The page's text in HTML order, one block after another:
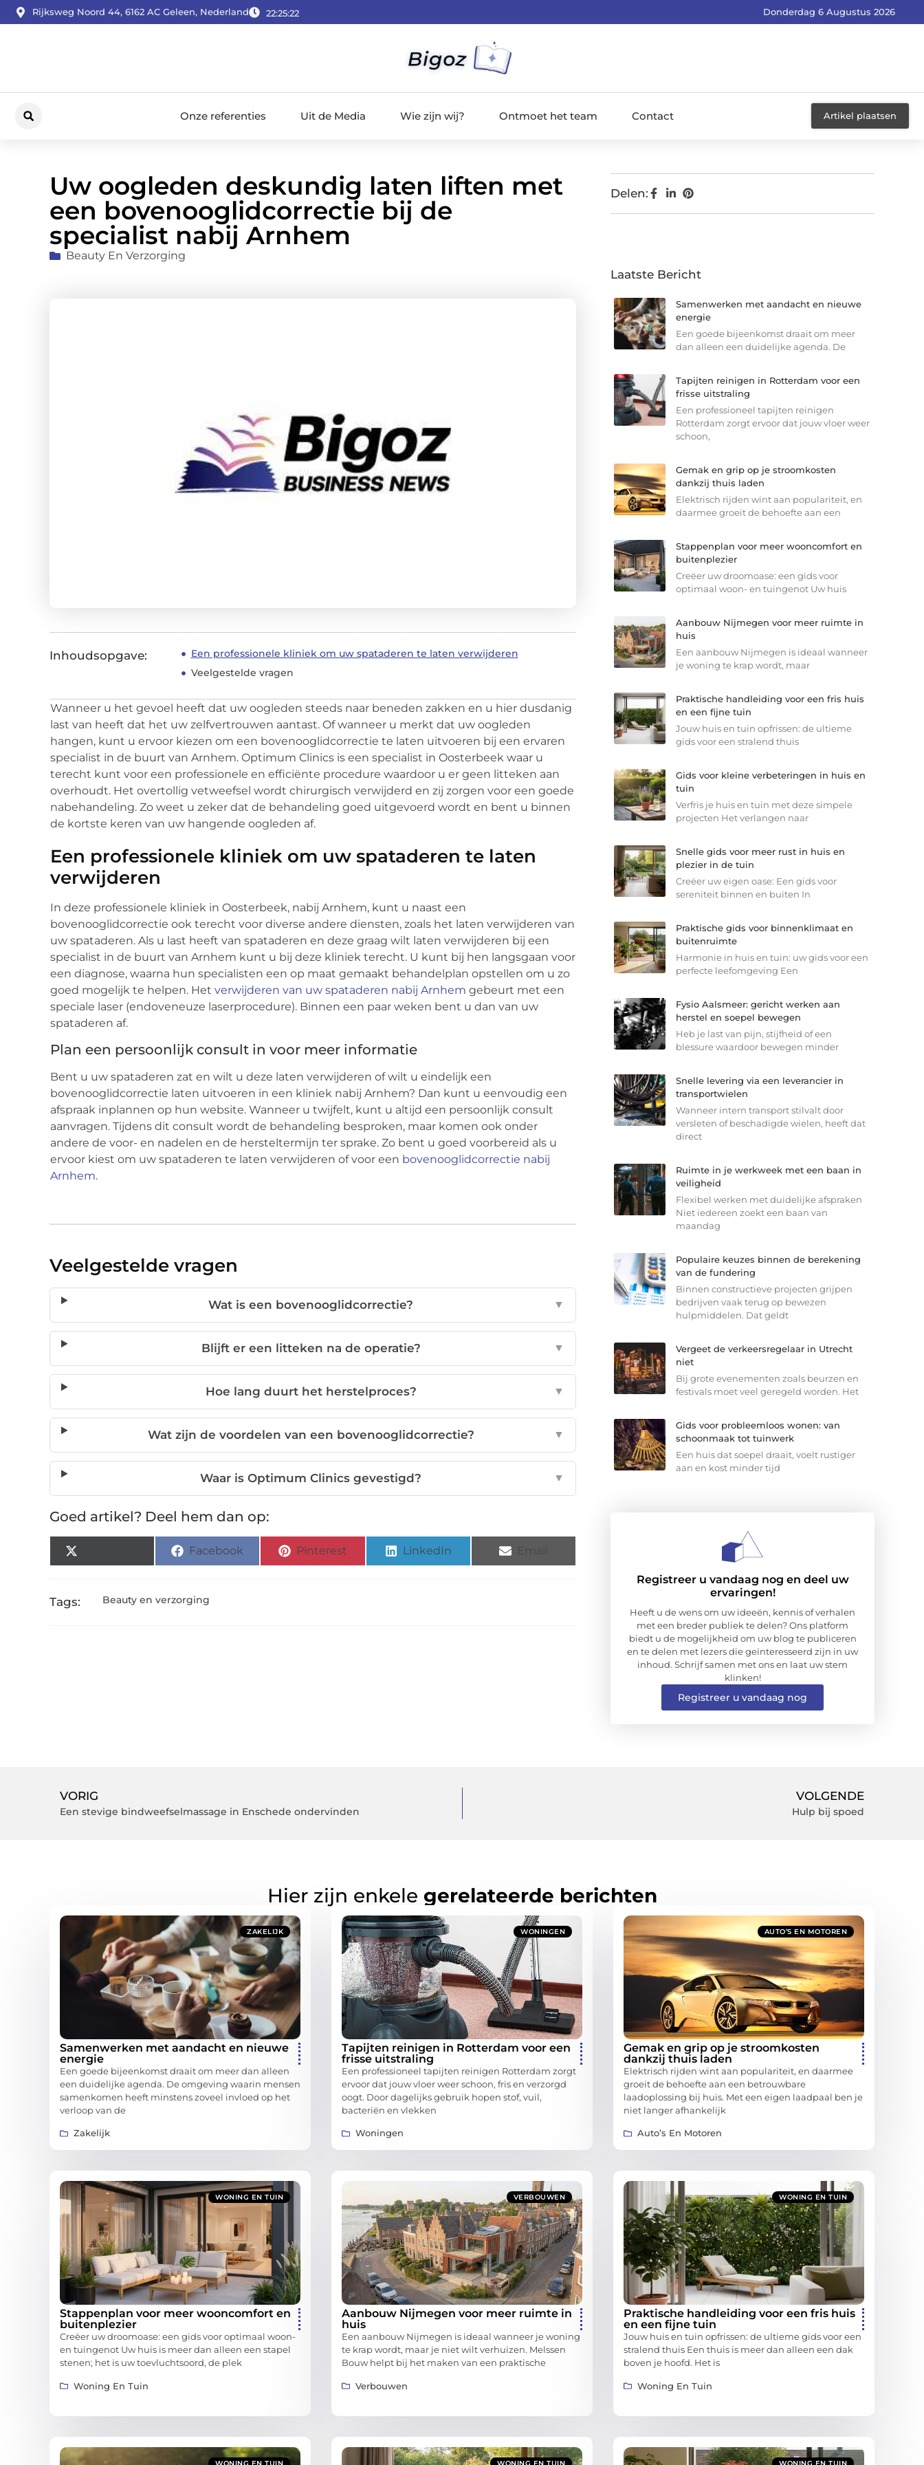
Rijksweg Noord 44, 6162 AC Geleen, Nederland 22:25:23 Donderdag 6 Augustus 2026
Onze referenties Uit de Media Wie zijn wij? Ontmoet het team Contact Artikel plaatsen
Uw oogleden deskundig laten liften met
een bovenooglidcorrectie bij de
specialist nabij Arnhem
Beauty En Verzorging
Inhoudsopgave:
Een professionele kliniek om uw spataderen te laten verwijderen
Veelgestelde vragen
Wanneer u het gevoel heeft dat uw oogleden steeds naar beneden zakken en u hier dusdanig
last van heeft dat het uw zelfvertrouwen aantast. Of wanneer u merkt dat uw oogleden
hangen, kunt u ervoor kiezen om een bovenooglidcorrectie te laten uitvoeren bij een ervaren
specialist in de buurt van Arnhem. Optimum Clinics is een specialist in Oosterbeek waar u
terecht kunt voor een professionele en efficiënte procedure waardoor u er geen litteken aan
overhoudt. Het overtollig vetweefsel wordt chirurgisch verwijderd en zij zorgen voor een goede
nabehandeling. Zo weet u zeker dat de behandeling goed uitgevoerd wordt en bent u binnen
de kortste keren van uw hangende oogleden af.
Een professionele kliniek om uw spataderen te laten
verwijderen
In deze professionele kliniek in Oosterbeek, nabij Arnhem, kunt u naast een
bovenooglidcorrectie ook terecht voor diverse andere diensten, zoals het laten verwijderen van
uw spataderen. Als u last heeft van spataderen en deze graag wilt laten verwijderen bij een
specialist in de buurt van Arnhem kunt u bij deze kliniek terecht. U kunt bij hen langsgaan voor
een diagnose, waarna hun specialisten een op maat gemaakt behandelplan opstellen om u zo
goed mogelijk te helpen. Het verwijderen van uw spataderen nabij Arnhem gebeurt met een
speciale laser (endoveneuze laserprocedure). Binnen een paar weken bent u dan van uw
spataderen af.
Plan een persoonlijk consult in voor meer informatie
Bent u uw spataderen zat en wilt u deze laten verwijderen of wilt u eindelijk een
bovenooglidcorrectie laten uitvoeren in een kliniek nabij Arnhem? Dan kunt u eenvoudig een
afspraak inplannen op hun website. Wanneer u twijfelt, kunt u altijd een persoonlijk consult
aanvragen. Tijdens dit consult wordt de behandeling besproken, maar komen ook onder
andere de voor- en nadelen en de hersteltermijn ter sprake. Zo bent u goed voorbereid als u
ervoor kiest om uw spataderen te laten verwijderen of voor een bovenooglidcorrectie nabij
Arnhem.
Veelgestelde vragen
Wat is een bovenooglidcorrectie? ▼
Blijft er een litteken na de operatie? ▼
Hoe lang duurt het herstelproces? ▼
Wat zijn de voordelen van een bovenooglidcorrectie? ▼
Waar is Optimum Clinics gevestigd? ▼
Goed artikel? Deel hem dan op:
Facebook Pinterest LinkedIn
Tags: Beauty en verzorging
Delen:
Laatste Bericht
Samenwerken met aandacht en nieuwe
energie
Een goede bijeenkomst draait om meer
dan alleen een duidelijke agenda. De
Tapijten reinigen in Rotterdam voor een
frisse uitstraling
Een professioneel tapijten reinigen
Rotterdam zorgt ervoor dat jouw vloer weer
schoon,
Gemak en grip op je stroomkosten
dankzij thuis laden
Elektrisch rijden wint aan populariteit, en
daarmee groeit de behoefte aan een
Stappenplan voor meer wooncomfort en
buitenplezier
Creëer uw droomoase: een gids voor
optimaal woon- en tuingenot Uw huis
Aanbouw Nijmegen voor meer ruimte in
huis
Een aanbouw Nijmegen is ideaal wanneer
je woning te krap wordt, maar
Praktische handleiding voor een fris huis
en een fijne tuin
Jouw huis en tuin opfrissen: de ultieme
gids voor een stralend thuis
Gids voor kleine verbeteringen in huis en
tuin
Verfris je huis en tuin met deze simpele
projecten Het verlangen naar
Snelle gids voor meer rust in huis en
plezier in de tuin
Creëer uw eigen oase: Een gids voor
sereniteit binnen en buiten In
Praktische gids voor binnenklimaat en
buitenruimte
Harmonie in huis en tuin: uw gids voor een
perfecte leefomgeving Een
Fysio Aalsmeer: gericht werken aan
herstel en soepel bewegen
Heb je last van pijn, stijfheid of een
blessure waardoor bewegen minder
Snelle levering via een leverancier in
transportwielen
Wanneer intern transport stilvalt door
versleten of beschadigde wielen, heeft dat
direct
Ruimte in je werkweek met een baan in
veiligheid
Flexibel werken met duidelijke afspraken
Niet iedereen zoekt een baan van
maandag
Populaire keuzes binnen de berekening
van de fundering
Binnen constructieve projecten grijpen
bedrijven vaak terug op bewezen
hulpmiddelen. Dat geldt
Vergeet de verkeersregelaar in Utrecht
niet
Bij grote evenementen zoals beurzen en
festivals moet veel geregeld worden. Het
Gids voor probleemloos wonen: van
schoonmaak tot tuinwerk
Een huis dat soepel draait, voelt rustiger
aan en kost minder tijd
Registreer u vandaag nog en deel uw
ervaringen!
Heeft u de wens om uw ideeën, kennis of verhalen
met een breder publiek te delen? Ons platform
biedt u de mogelijkheid om uw blog te publiceren
en te delen met lezers die geïnteresseerd zijn in uw
inhoud. Schrijf samen met ons en laat uw stem
klinken!
Registreer u vandaag nog
VORIG
Een stevige bindweefselmassage in Enschede ondervinden
VOLGENDE
Hulp bij spoed
Hier zijn enkele gerelateerde berichten
ZAKELIJK
Samenwerken met aandacht en nieuwe
energie
Een goede bijeenkomst draait om meer dan alleen
een duidelijke agenda. De omgeving waarin mensen
samenkomen heeft minstens zoveel invloed op het
verloop van de
Zakelijk
WONINGEN
Tapijten reinigen in Rotterdam voor een
frisse uitstraling
Een professioneel tapijten reinigen Rotterdam zorgt
ervoor dat jouw vloer weer schoon, fris en verzorgd
oogt. Door dagelijks gebruik hopen stof, vuil,
bacteriën en vlekken
Woningen
AUTO’S EN MOTOREN
Gemak en grip op je stroomkosten
dankzij thuis laden
Elektrisch rijden wint aan populariteit, en daarmee
groeit de behoefte aan een betrouwbare
laadoplossing bij huis. Met een eigen laadpaal ben je
niet langer afhankelijk
Auto’s En Motoren
WONING EN TUIN
Stappenplan voor meer wooncomfort en
buitenplezier
Creëer uw droomoase: een gids voor optimaal woon-
en tuingenot Uw huis is meer dan alleen een stapel
stenen; het is uw toevluchtsoord, de plek
Woning En Tuin
VERBOUWEN
Aanbouw Nijmegen voor meer ruimte in
huis
Een aanbouw Nijmegen is ideaal wanneer je woning
te krap wordt, maar je niet wilt verhuizen. Melssen
Bouw helpt bij het maken van een praktische
Verbouwen
WONING EN TUIN
Praktische handleiding voor een fris huis
en een fijne tuin
Jouw huis en tuin opfrissen: de ultieme gids voor een
stralend thuis Een thuis is meer dan alleen een dak
boven je hoofd. Het is
Woning En Tuin
WONING EN TUIN WONING EN TUIN WONING EN TUIN